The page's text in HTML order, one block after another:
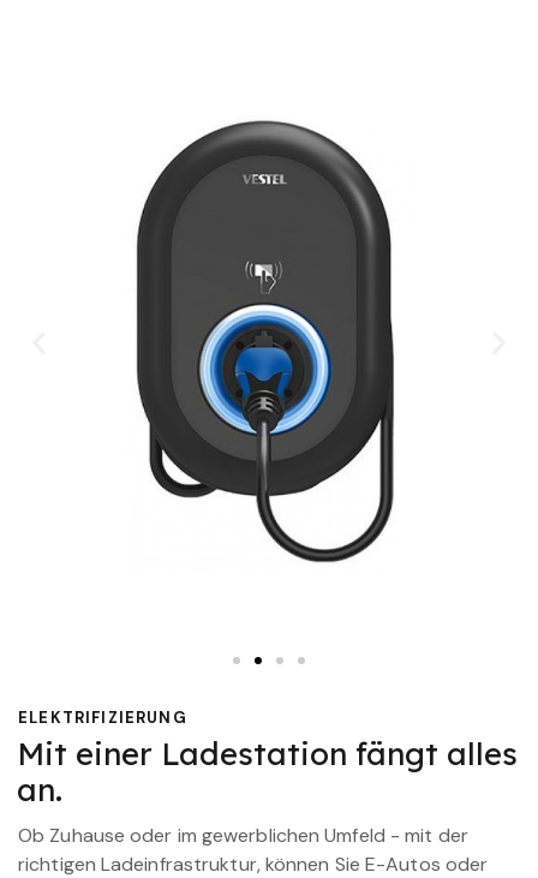
ELEKTRIFIZIERUNG
Mit einer Ladestation fängt alles
an.
Ob Zuhause oder im gewerblichen Umfeld - mit der
richtigen Ladeinfrastruktur, können Sie E-Autos oder